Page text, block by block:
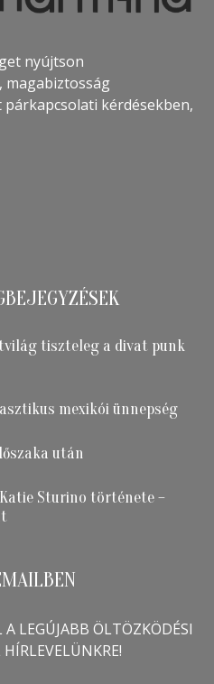
nyújtson
magabiztosság
kérdésekben,
tiszteleg a divat punk
mexikói ünnepség
után
Sturino története –
LEGÚJABB ÖLTÖZKÖDÉSI